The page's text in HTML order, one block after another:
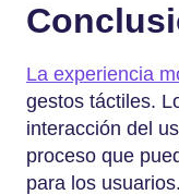
La experiencia
gestos táctiles.
interacción del
proceso que
para los